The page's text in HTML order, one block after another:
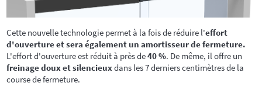
Cette nouvelle technologie permet à la fois de réduire l'effort
d'ouverture et sera également un amortisseur de fermeture.
L'effort d'ouverture est réduit à près de40 %. De même, il offre un
freinage doux et silencieuxdans les 7 derniers centimètres de la
course de fermeture.